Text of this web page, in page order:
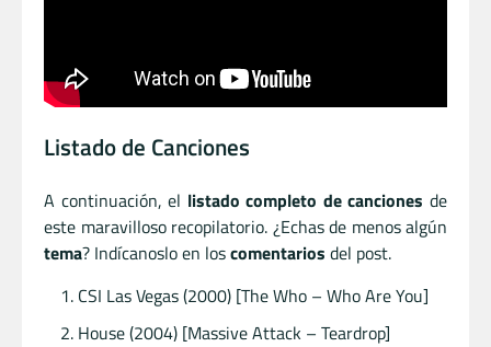
Listado de Canciones
A continuación, el listado completo de canciones de
este maravilloso recopilatorio. ¿Echas de menos algún
tema? Indícanoslo en loscomentarios del post.
CSI Las Vegas (2000) [The Who – Who Are You]
House (2004) [Massive Attack – Teardrop]